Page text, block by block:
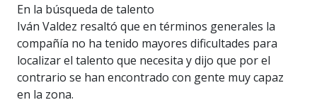
En la búsqueda de talento
Iván Valdez resaltó que en términos generales la
compañía no ha tenido mayores dificultades para
localizar el talento que necesita y dijo que por el
contrario se han encontrado con gente muy capaz
en la zona.